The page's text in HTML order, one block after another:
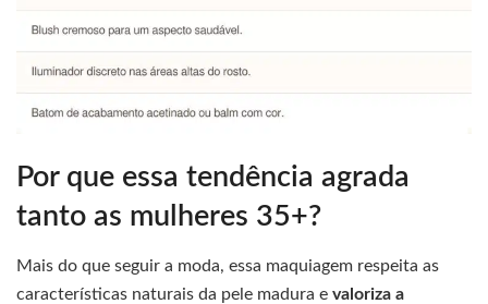
Por que essa tendência agrada
tanto as mulheres 35+?
Mais do que seguir a moda, essa maquiagem respeita as
características naturais da pele madura e valoriza a